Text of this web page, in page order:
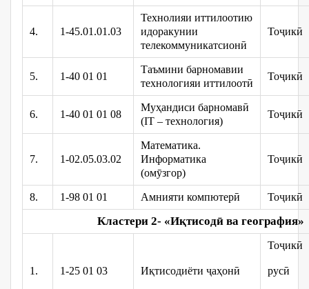
4. 1-45.01.01.03
Технолияи иттилоотию
идоракунии
телекоммуникатсионӣ
Тоҷикӣ
5. 1-40 01 01
Таъмини барномавии
технологияи иттилоотӣ
Тоҷикӣ
6. 1-40 01 01 08
Муҳандиси барномавӣ
(IT – технология)
Тоҷикӣ
7. 1-02.05.03.02
Математика.
Информатика
(омӯзгор)
Тоҷикӣ
8. 1-98 01 01 Амнияти компютерӣ Тоҷикӣ
Кластери 2- «Иқтисодӣ ва география»
1. 1-25 01 03 Иқтисодиёти ҷаҳонӣ
Тоҷикӣ
русӣ